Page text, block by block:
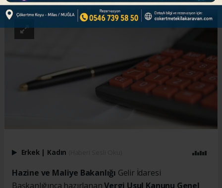
Erkek | Kadın
Hazine ve Maliye Bakanlığı Gelir İdaresi
Başkanlığınca hazırlananVergi Usul Kanunu Genel